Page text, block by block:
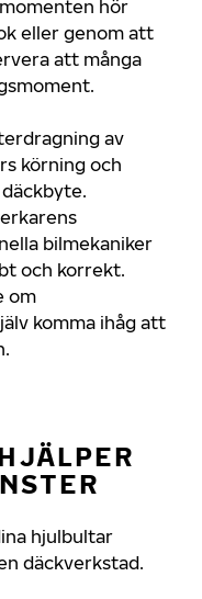
hör
eller genom att
att många
av
körning och
bilmekaniker
och korrekt.
om
komma ihåg att
hjulbultar
däckverkstad.